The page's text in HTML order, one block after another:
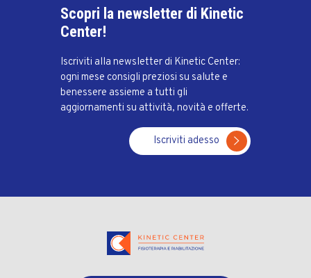
Scopri la newsletter di Kinetic
Center!
Iscriviti alla newsletter di Kinetic Center:
ogni mese consigli preziosi su salute e
benessere assieme a tutti gli
aggiornamenti su attività, novità e offerte.
Iscriviti adesso